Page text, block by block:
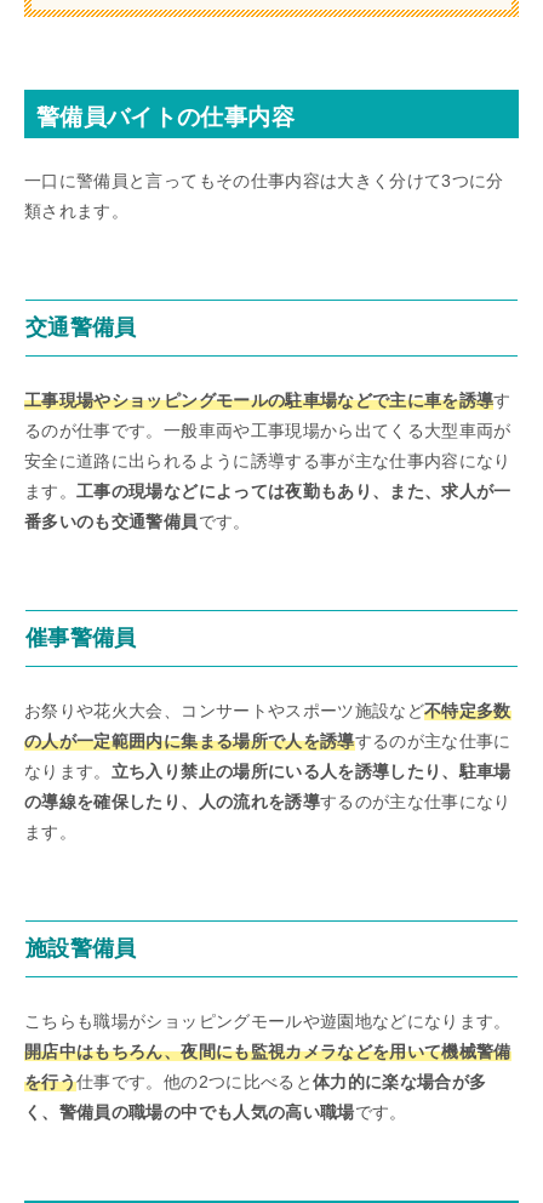
警備員バイトの仕事内容
一口に警備員と言ってもその仕事内容は大きく分けて3つに分
類されます。
交通警備員
工事現場やショッピングモールの駐車場などで主に車を誘導す
るのが仕事です。一般車両や工事現場から出てくる大型車両が
安全に道路に出られるように誘導する事が主な仕事内容になり
ます。工事の現場などによっては夜勤もあり、また、求人が一
番多いのも交通警備員です。
催事警備員
お祭りや花火大会、コンサートやスポーツ施設など不特定多数
の人が一定範囲内に集まる場所で人を誘導するのが主な仕事に
なります。 立ち入り禁止の場所にいる人を誘導したり、駐車場
の導線を確保したり、人の流れを誘導するのが主な仕事になり
ます。
施設警備員
こちらも職場がショッピングモールや遊園地などになります。
開店中はもちろん、夜間にも監視カメラなどを用いて機械警備
を行う仕事です。他の2つに比べると体力的に楽な場合が多
く、警備員の職場の中でも人気の高い職場です。